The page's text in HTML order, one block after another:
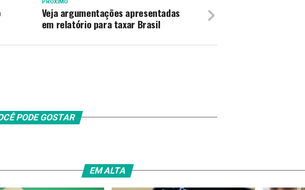
PRÓXIMO
Veja argumentações apresentadas
em relatório para taxar Brasil
PODE GOSTAR
EM ALTA